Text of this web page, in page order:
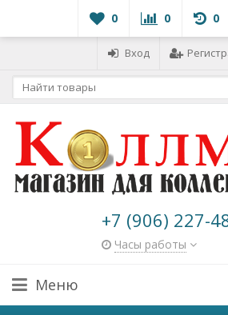
0 0 0
Вход
+7 (906) 227-
Часы работы
Меню